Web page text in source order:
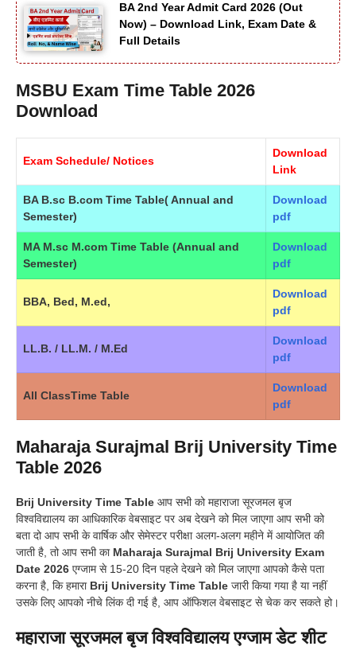
BA 2nd Year Admit Card 2026 (Out
Now) – Download Link, Exam Date &
Full Details
MSBU Exam Time Table 2026
Download
Exam Schedule/ Notices
Download
Link
BA B.sc B.com Time Table( Annual and
Semester)
Download
pdf
MA M.sc M.com Time Table (Annual and
Semester)
Download
pdf
BBA, Bed, M.ed,
Download
pdf
LL.B. / LL.M. / M.Ed
Download
pdf
All ClassTime Table
Download
pdf
Maharaja Surajmal Brij University Time
Table 2026
Brij University Time Table आप सभी को महाराजा सूरजमल बृज
विश्वविद्यालय का आधिकारिक वेबसाइट पर अब देखने को मिल जाएगा आप सभी को
बता दो आप सभी के वार्षिक और सेमेस्टर परीक्षा अलग-अलग महीने में आयोजित की
जाती है, तो आप सभी का Maharaja Surajmal Brij University Exam
Date 2026 एग्जाम से 15-20 दिन पहले देखने को मिल जाएगा आपको कैसे पता
करना है, कि हमारा Brij University Time Table जारी किया गया है या नहीं
उसके लिए आपको नीचे लिंक दी गई है, आप ऑफिशल वेबसाइट से चेक कर सकते हो।
महाराजा सूरजमल बृज विश्वविद्यालय एग्जाम डेट शीट